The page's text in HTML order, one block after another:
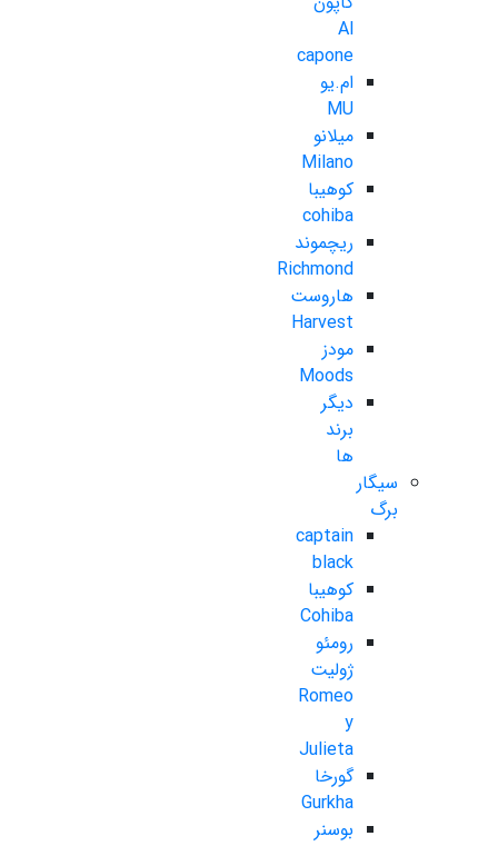
Al
capone
ام.یو
MU
میلانو
Milano
کوهیبا
cohiba
ریچموند
Richmond
هاروست
Harvest
مودز
Moods
دیگر
برند
ها
سیگار
برگ
captain
black
کوهیبا
Cohiba
رومئو
ژولیت
Romeo
y
Julieta
گورخا
Gurkha
بوسنر